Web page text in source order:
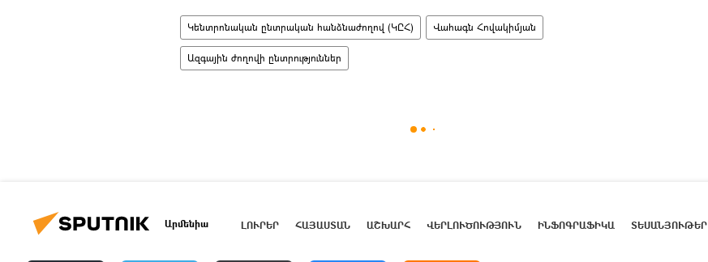
Կենտրոնական ընտրական հանձնաժողով (ԿԸՀ) Վահագն Հովակիմյան
Ազգային ժողովի ընտրություններ
Արմենիա ԼՈՒՐԵՐ ՀԱՅԱՍՏԱՆ ԱՇԽԱՐՀ ՎԵՐԼՈՒԾՈՒԹՅՈՒՆ ԻՆՖՈԳՐԱՖԻԿԱ ՏԵՍԱՆՅՈՒԹԵՐ